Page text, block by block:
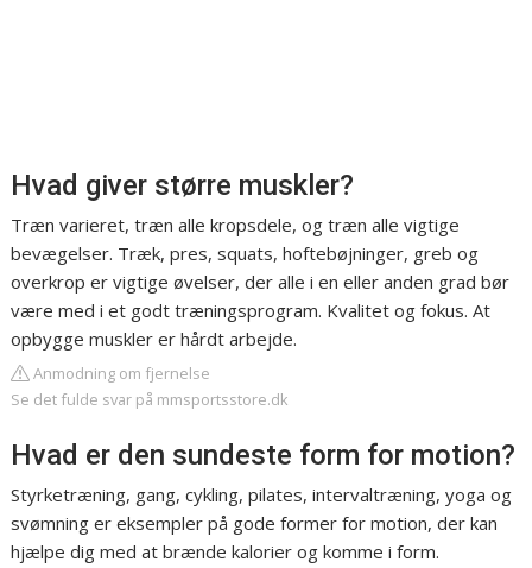
Hvad giver større muskler?
Træn varieret, træn alle kropsdele, og træn alle vigtige
bevægelser. Træk, pres, squats, hoftebøjninger, greb og
overkrop er vigtige øvelser, der alle i en eller anden grad bør
være med i et godt træningsprogram. Kvalitet og fokus. At
opbygge muskler er hårdt arbejde.
Anmodning om fjernelse
Se det fulde svar på mmsportsstore.dk
Hvad er den sundeste form for motion?
Styrketræning, gang, cykling, pilates, intervaltræning, yoga og
svømning er eksempler på gode former for motion, der kan
hjælpe dig med at brænde kalorier og komme i form.